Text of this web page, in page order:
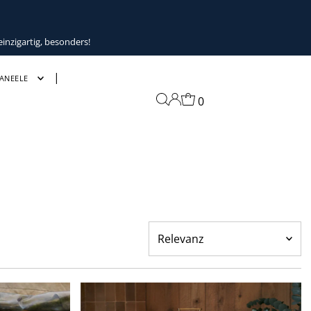
besonders!
0
Ausgewählt
Am relevantesten